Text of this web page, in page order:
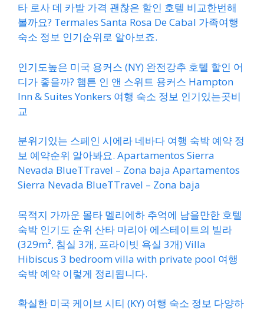
타 로사 데 카발 가격 괜찮은 할인 호텔 비교한번해
볼까요? Termales Santa Rosa De Cabal 가족여행
숙소 정보 인기순위로 알아보죠.
인기도높은 미국 용커스 (NY) 완전강추 호텔 할인 어
디가 좋을까? 햄튼 인 앤 스위트 용커스 Hampton
Inn & Suites Yonkers 여행 숙소 정보 인기있는곳비
교
분위기있는 스페인 시에라 네바다 여행 숙박 예약 정
보 예약순위 알아봐요. Apartamentos Sierra
Nevada BlueTTravel – Zona baja Apartamentos
Sierra Nevada BlueTTravel – Zona baja
목적지 가까운 몰타 멜리에하 추억에 남을만한 호텔
숙박 인기도 순위 산타 마리아 에스테이트의 빌라
(329m², 침실 3개, 프라이빗 욕실 3개) Villa
Hibiscus 3 bedroom villa with private pool 여행
숙박 예약 이렇게 정리됩니다.
확실한 미국 케이브 시티 (KY) 여행 숙소 정보 다양하